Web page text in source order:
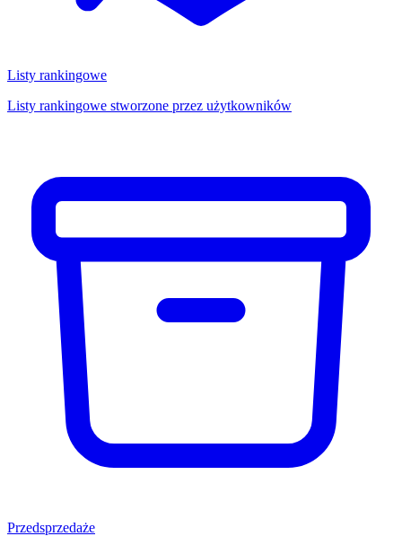
Listy rankingowe
Listy rankingowe stworzone przez użytkowników
Przedsprzedaże